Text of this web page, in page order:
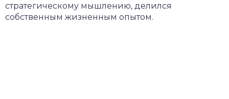
стратегическому мышлению, делился
собственным жизненным опытом.